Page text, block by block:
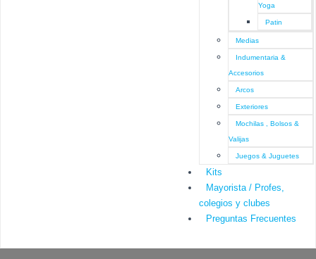
Yoga
Patin
Medias
Indumentaria &
Accesorios
Arcos
Exteriores
Mochilas , Bolsos &
Valijas
Juegos & Juguetes
Kits
Mayorista / Profes,
colegios y clubes
Preguntas Frecuentes